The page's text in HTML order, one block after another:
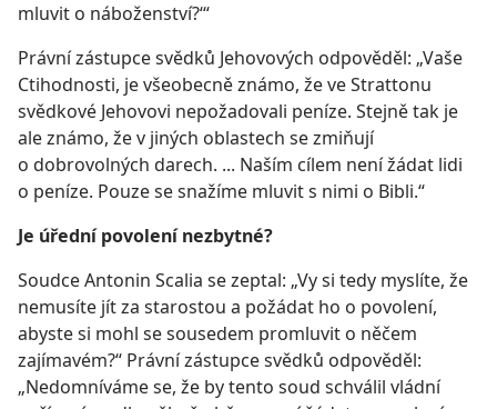
mluvit o náboženství?‘“
Právní zástupce svědků Jehovových odpověděl: „Vaše
Ctihodnosti, je všeobecně známo, že ve Strattonu
svědkové Jehovovi nepožadovali peníze. Stejně tak je
ale známo, že v jiných oblastech se zmiňují
o dobrovolných darech. ... Naším cílem není žádat lidi
o peníze. Pouze se snažíme mluvit s nimi o Bibli.“
Je úřední povolení nezbytné?
Soudce Antonin Scalia se zeptal: „Vy si tedy myslíte, že
nemusíte jít za starostou a požádat ho o povolení,
abyste si mohl se sousedem promluvit o něčem
zajímavém?“ Právní zástupce svědků odpověděl:
„Nedomníváme se, že by tento soud schválil vládní